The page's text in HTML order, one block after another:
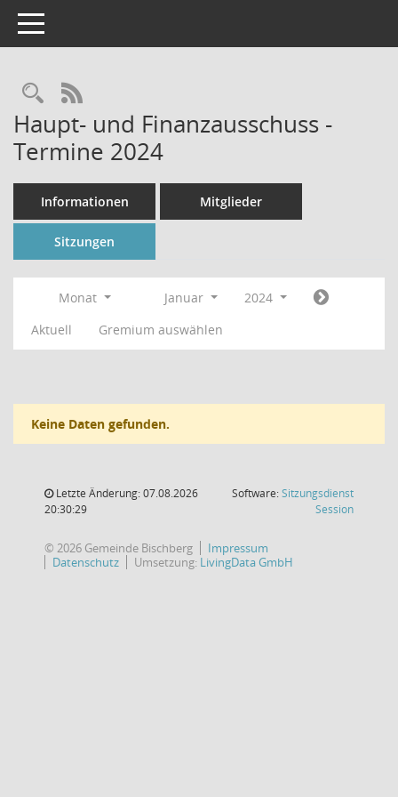
Toggle navigation
Rechercheauswahl
RSS-Feed
Haupt- und Finanzausschuss -
Termine 2024
Informationen Mitglieder
Sitzungen
Monat Januar
2024
Aktuell
Gremium auswählen
Keine Daten gefunden.
Letzte Änderung: 07.08.2026
20:30:29
Software:Sitzungsdienst
Session(Wird in
© 2026 Gemeinde Bischberg
Impressum
Datenschutz
Umsetzung: LivingData GmbH